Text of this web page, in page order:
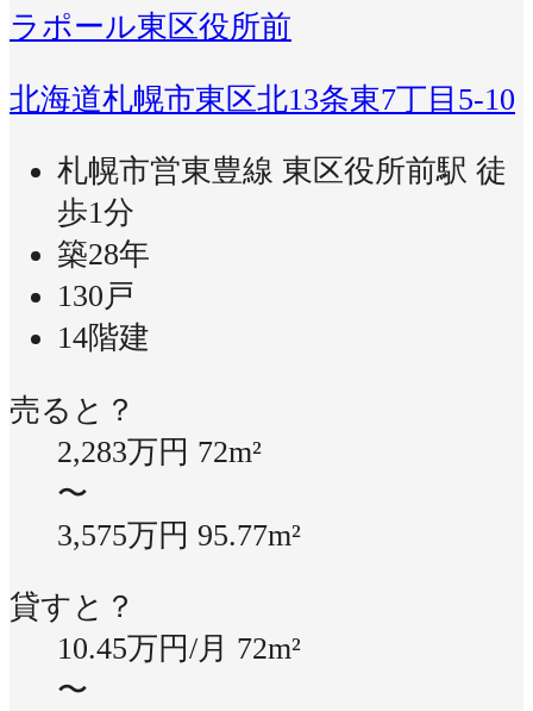
ラポール東区役所前
北海道札幌市東区北13条東7丁目5-10
札幌市営東豊線 東区役所前駅 徒
歩1分
築28年
130戸
14階建
売ると？
2,283万円 72m²
〜
3,575万円 95.77m²
貸すと？
10.45万円/月 72m²
〜